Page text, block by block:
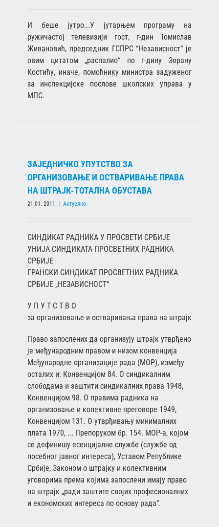
И беше јутро...У јутарњем програму на
ружичастој телевизији гост, г-дин Томислав
Живановић, председник ГСПРС “Независност“ је
овим цитатом „распалио“ по г-дину Зорану
Костићу, иначе, помоћнику министра задуженог
за инспекцијске послове школских управа у
МПС.
ЗАЈЕДНИЧКО УПУТСТВО ЗА
ОРГАНИЗОВАЊЕ И ОСТВAРИВАЊЕ ПРАВА
НА ШТРАЈК-ТОТАЛНА ОБУСТАВА
21.01. 2011. Актуелно
СИНДИКАТ РАДНИКА У ПРОСВЕТИ СРБИЈЕ
УНИЈА СИНДИКАТА ПРОСВЕТНИХ РАДНИКА
СРБИЈЕ
ГРАНСКИ СИНДИКАТ ПРОСВЕТНИХ РАДНИКА
СРБИЈЕ „НЕЗАВИСНОСТ“
У П У Т С Т В О
за организовање и остваривања права на штрајк
Право запослених да организују штрајк утврђено
је међународним правом и низом конвенција
Међународне организације рада (МОР), између
осталих и: Конвенцијом 84. О синдикалним
слободама и заштити синдикалних права 1948,
Конвенцијом 98. О правима радника на
организовање и колективне преговоре 1949,
Конвенцијом 131. О утврђивању минималних
плата 1970, ... Препоруком бр. 154. МОР-а, којом
се дефинишу есенцијалне службе (службе од
посебног јавног интереса), Уставом Републике
Србије, Законом о штрајку и колективним
уговорима према којима запослени имају право
на штрајк „ради заштите својих професионалних
и економских интереса по основу рада“.